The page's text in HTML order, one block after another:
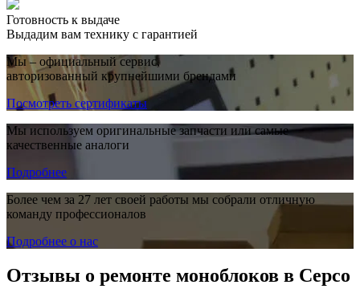
Готовность к выдаче
Выдадим вам технику с гарантией
Мы – официальный сервис,
авторизованный крупнейшими брендами
Посмотреть сертификаты
Мы используем оригинальные запчасти или самые
качественные аналоги
Подробнее
Более чем за 27 лет своей работы мы собрали отличную
команду профессионалов
Подробнее о нас
Отзывы о ремонте моноблоков в Серсо